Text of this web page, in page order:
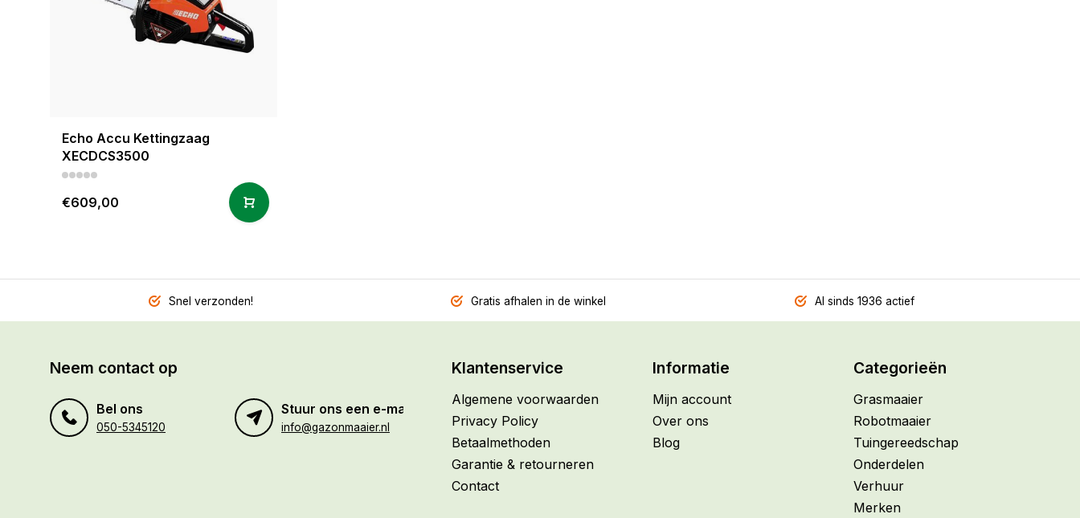
Echo Accu Kettingzaag
XECDCS3500
€609,00
Snel verzonden! Gratis afhalen in de winkel Al sinds 1936 actief
Neem contact op
Bel ons
050-5345120
Stuur ons een e-mail
info@gazonmaaier.nl
Klantenservice
Algemene voorwaarden
Privacy Policy
Betaalmethoden
Garantie & retourneren
Contact
Informatie
Mijn account
Over ons
Blog
Categorieën
Grasmaaier
Robotmaaier
Tuingereedschap
Onderdelen
Verhuur
Merken